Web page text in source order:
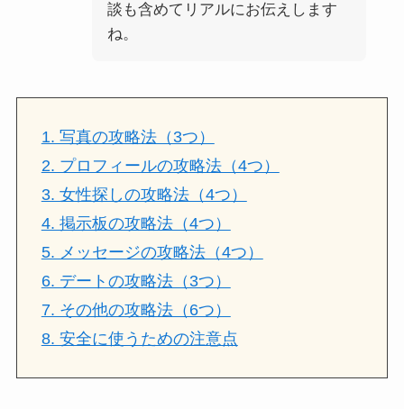
談も含めてリアルにお伝えします
ね。
1. 写真の攻略法（3つ）
2. プロフィールの攻略法（4つ）
3. 女性探しの攻略法（4つ）
4. 掲示板の攻略法（4つ）
5. メッセージの攻略法（4つ）
6. デートの攻略法（3つ）
7. その他の攻略法（6つ）
8. 安全に使うための注意点